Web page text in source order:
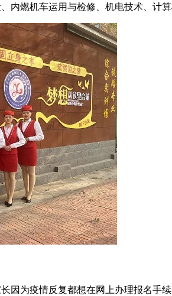
内燃机车运用与检修、机电技术、计
因为疫情反复都想在网上办理报名手